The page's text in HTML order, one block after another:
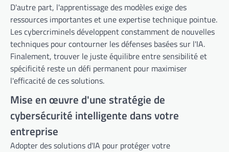
D'autre part, l'apprentissage des modèles exige des
ressources importantes et une expertise technique pointue.
Les cybercriminels développent constamment de nouvelles
techniques pour contourner les défenses basées sur l'IA.
Finalement, trouver le juste équilibre entre sensibilité et
spécificité reste un défi permanent pour maximiser
l'efficacité de ces solutions.
Mise en œuvre d'une stratégie de
cybersécurité intelligente dans votre
entreprise
Adopter des solutions d'IA pour protéger votre